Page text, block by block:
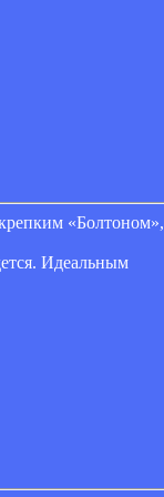
«Болтоном»,
Идеальным